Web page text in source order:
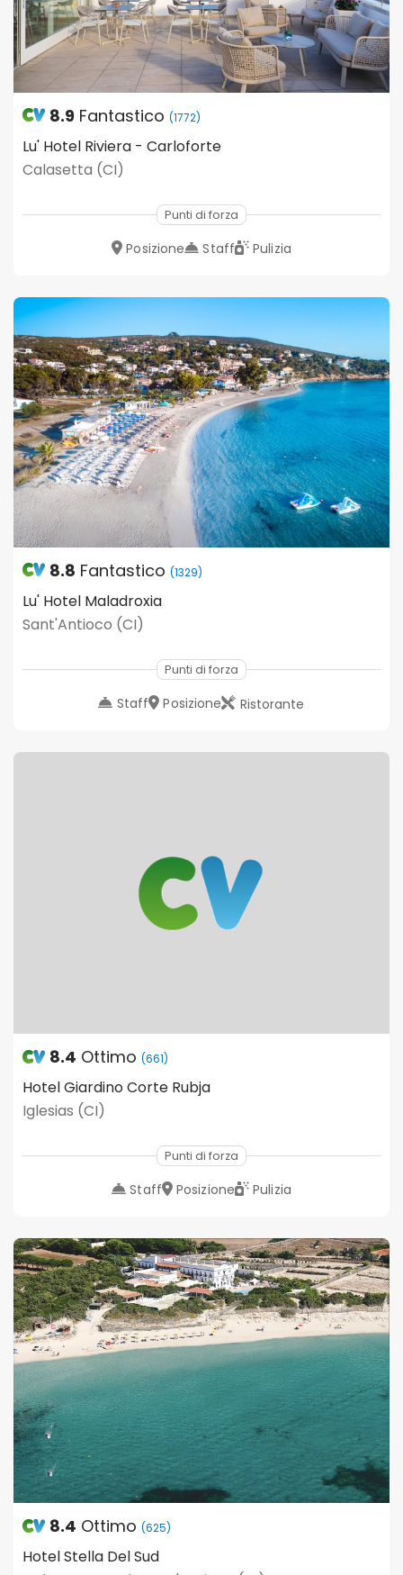
8.9 Fantastico (1772)
Lu' Hotel Riviera - Carloforte
Calasetta (CI)
Punti di forza
Posizione Staff Pulizia
8.8 Fantastico (1329)
Lu' Hotel Maladroxia
Sant'Antioco (CI)
Punti di forza
Staff Posizione Ristorante
8.4 Ottimo (661)
Hotel Giardino Corte Rubja
Iglesias (CI)
Punti di forza
Staff Posizione Pulizia
8.4 Ottimo (625)
Hotel Stella Del Sud